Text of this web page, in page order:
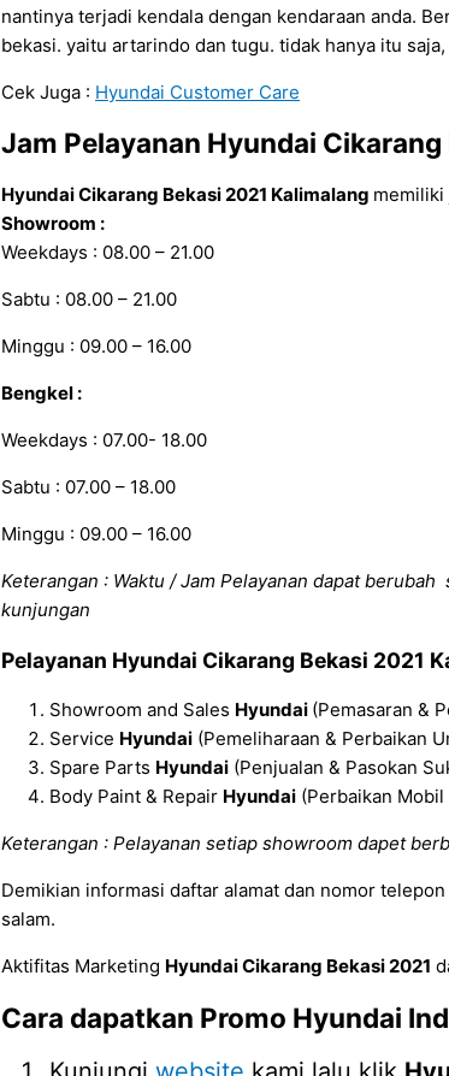
nantinya terjadi kendala dengan kendaraan anda.
bekasi. yaitu artarindo dan tugu. tidak hanya itu
Cek Juga : Hyundai Customer Care
Jam Pelayanan Hyundai
Hyundai Cikarang Bekasi 2021 Kalimalang memiliki
Showroom :
Weekdays : 08.00 – 21.00
Sabtu : 08.00 – 21.00
Minggu : 09.00 – 16.00
Bengkel :
Weekdays : 07.00- 18.00
Sabtu : 07.00 – 18.00
Minggu : 09.00 – 16.00
Keterangan : Waktu / Jam Pelayanan dapat
kunjungan
Pelayanan Hyundai Cikarang Bekasi 2021
Showroom and Sales Hyundai (Pemasaran &
Service Hyundai (Pemeliharaan & Perbaikan
Spare Parts Hyundai (Penjualan & Pasokan
Body Paint & Repair Hyundai (Perbaikan Mobil
Keterangan : Pelayanan setiap showroom dapet
Demikian informasi daftar alamat dan nomor
salam.
Aktifitas Marketing Hyundai Cikarang Bekasi 2021
Cara dapatkan Promo Hyundai